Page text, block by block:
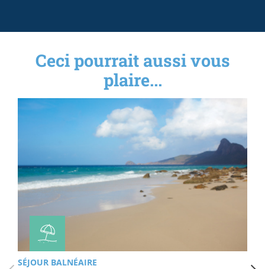
Ceci pourrait aussi vous
plaire...
SÉJOUR BALNÉAIRE